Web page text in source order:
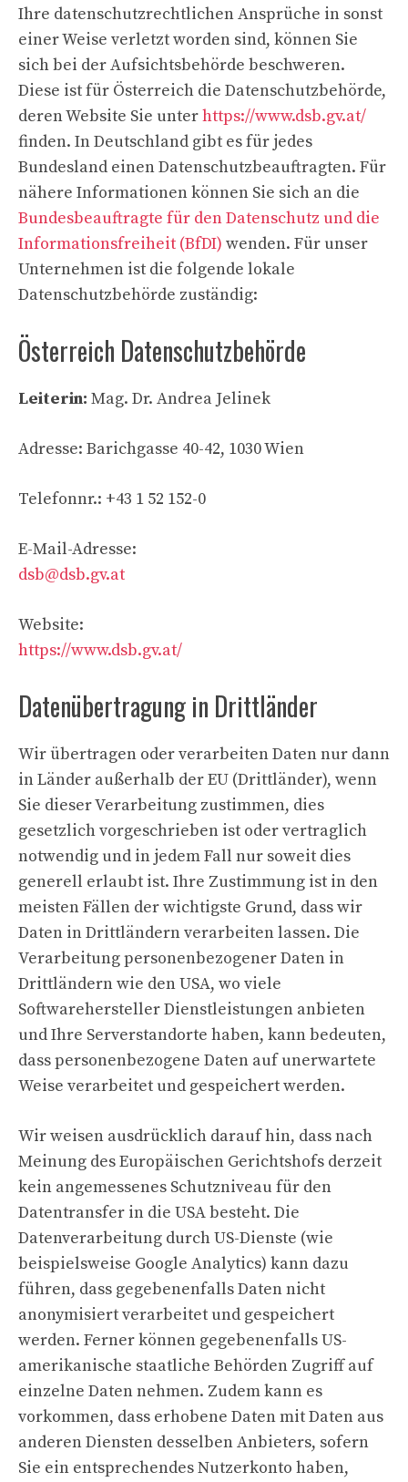
Ihre datenschutzrechtlichen Ansprüche in sonst
einer Weise verletzt worden sind, können Sie
sich bei der Aufsichtsbehörde beschweren.
Diese ist für Österreich die Datenschutzbehörde,
deren Website Sie unterhttps://www.dsb.gv.at/
finden. In Deutschland gibt es für jedes
Bundesland einen Datenschutzbeauftragten. Für
nähere Informationen können Sie sich an die
Bundesbeauftragte für den Datenschutz und die
Informationsfreiheit (BfDI) wenden. Für unser
Unternehmen ist die folgende lokale
Datenschutzbehörde zuständig:
Österreich Datenschutzbehörde
Leiterin: Mag. Dr. Andrea Jelinek
Adresse: Barichgasse 40-42, 1030 Wien
Telefonnr.: +43 1 52 152-0
E-Mail-Adresse:
dsb@dsb.gv.at
Website:
https://www.dsb.gv.at/
Datenübertragung in Drittländer
Wir übertragen oder verarbeiten Daten nur dann
in Länder außerhalb der EU (Drittländer), wenn
Sie dieser Verarbeitung zustimmen, dies
gesetzlich vorgeschrieben ist oder vertraglich
notwendig und in jedem Fall nur soweit dies
generell erlaubt ist. Ihre Zustimmung ist in den
meisten Fällen der wichtigste Grund, dass wir
Daten in Drittländern verarbeiten lassen. Die
Verarbeitung personenbezogener Daten in
Drittländern wie den USA, wo viele
Softwarehersteller Dienstleistungen anbieten
und Ihre Serverstandorte haben, kann bedeuten,
dass personenbezogene Daten auf unerwartete
Weise verarbeitet und gespeichert werden.
Wir weisen ausdrücklich darauf hin, dass nach
Meinung des Europäischen Gerichtshofs derzeit
kein angemessenes Schutzniveau für den
Datentransfer in die USA besteht. Die
Datenverarbeitung durch US-Dienste (wie
beispielsweise Google Analytics) kann dazu
führen, dass gegebenenfalls Daten nicht
anonymisiert verarbeitet und gespeichert
werden. Ferner können gegebenenfalls US-
amerikanische staatliche Behörden Zugriff auf
einzelne Daten nehmen. Zudem kann es
vorkommen, dass erhobene Daten mit Daten aus
anderen Diensten desselben Anbieters, sofern
Sie ein entsprechendes Nutzerkonto haben,